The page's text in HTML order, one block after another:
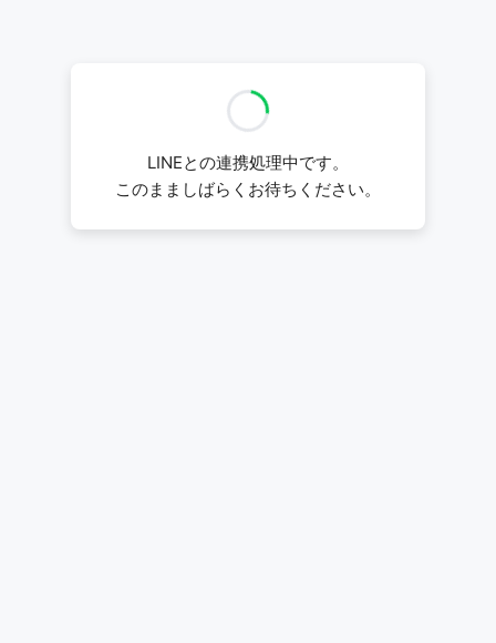
LINEとの連携処理中です。
このまましばらくお待ちください。